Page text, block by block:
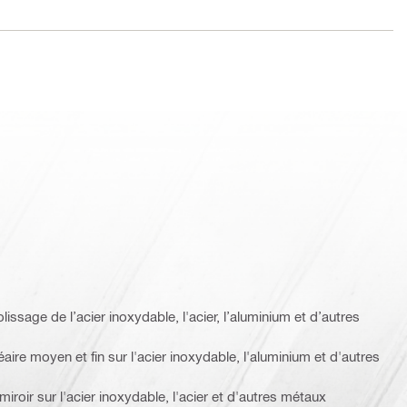
de l’acier inoxydable, l'acier, l’aluminium et d’autres
moyen et fin sur l'acier inoxydable, l'aluminium et d'autres
sur l'acier inoxydable, l'acier et d'autres métaux